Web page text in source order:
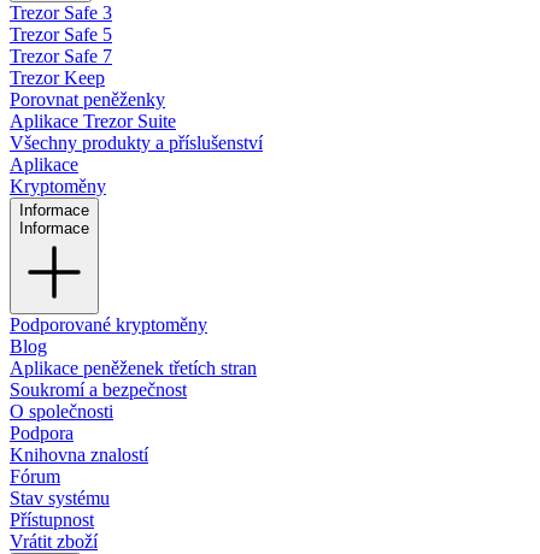
Trezor Safe 3
Trezor Safe 5
Trezor Safe 7
Trezor Keep
Porovnat peněženky
Aplikace Trezor Suite
Všechny produkty a příslušenství
Aplikace
Kryptoměny
Informace
Informace
Podporované kryptoměny
Blog
Aplikace peněženek třetích stran
Soukromí a bezpečnost
O společnosti
Podpora
Knihovna znalostí
Fórum
Stav systému
Přístupnost
Vrátit zboží